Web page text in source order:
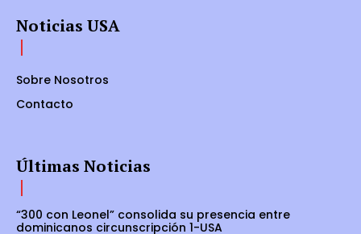
Noticias USA
Sobre Nosotros
Contacto
Últimas Noticias
“300 con Leonel” consolida su presencia entre
dominicanos circunscripción 1-USA